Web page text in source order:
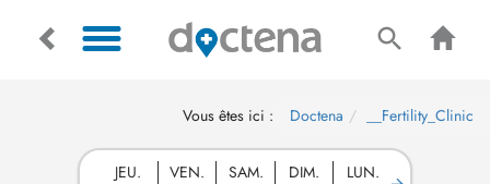
Vous êtes ici : Doctena __Fertility_Clinic
JEU. VEN. SAM. DIM. LUN.